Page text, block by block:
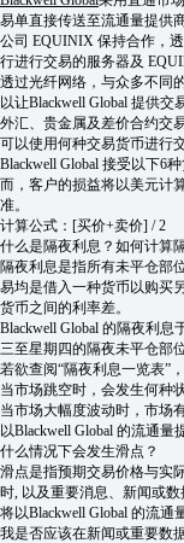
易单直接传送至流通量提供
公司 EQUINIX 保持合作，
行进行交易的服务器及
透过光纤网络，与众多不同
以让Blackwell Global 提供交
外汇、贵金属及差价合约交
可以使用何种交易货币进行
Blackwell Global 接受以下6
而，客户的损益将以美元计
准。
计算公式：[买价+卖价] / 2
什么是隔夜利息？如何计算
隔夜利息是指所有未平仓部
易均是借入一种货币以购买
货币之间的利率差。
Blackwell Global 的隔夜利息
三至星期四的隔夜未平仓部
若欲查阅“隔夜利息一览表”
当市场跳空时，会发生何种
当市场大幅度波动时，市场
以Blackwell Global 的流通量
什么情况下会发生滑点？
滑点是指预期交易价格与实
时, 以及重要消息、新闻或
将以Blackwell Global 的流通
我是否应该在新闻或重要数